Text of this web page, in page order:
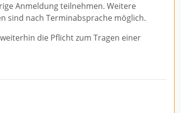
Anmeldung teilnehmen. Weitere
sind nach Terminabsprache möglich.
die Pflicht zum Tragen einer